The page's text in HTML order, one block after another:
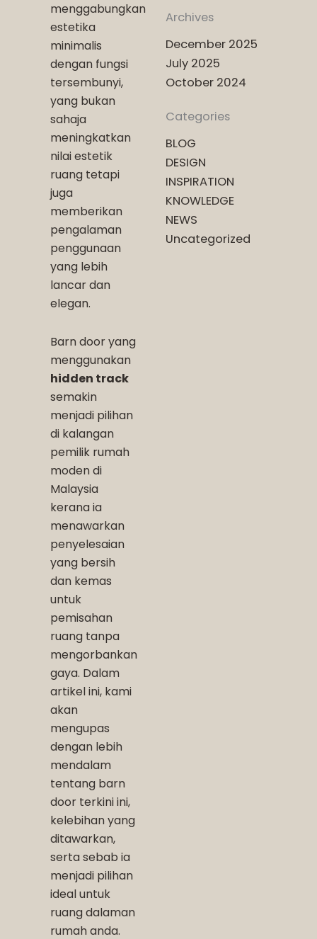
menggabungkan
estetika
minimalis
dengan fungsi
tersembunyi,
yang bukan
sahaja
meningkatkan
nilai estetik
ruang tetapi
juga
memberikan
pengalaman
penggunaan
yang lebih
lancar dan
elegan.
Barn door yang
menggunakan
hidden track
semakin
menjadi pilihan
di kalangan
pemilik rumah
moden di
Malaysia
kerana ia
menawarkan
penyelesaian
yang bersih
dan kemas
untuk
pemisahan
ruang tanpa
mengorbankan
gaya. Dalam
artikel ini, kami
akan
mengupas
dengan lebih
mendalam
tentang barn
door terkini ini,
kelebihan yang
ditawarkan,
serta sebab ia
menjadi pilihan
ideal untuk
ruang dalaman
rumah anda.
Archives
December 2025
July 2025
October 2024
Categories
BLOG
DESIGN
INSPIRATION
KNOWLEDGE
NEWS
Uncategorized